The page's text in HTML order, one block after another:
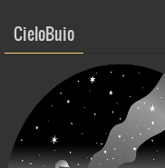
CieloBuio